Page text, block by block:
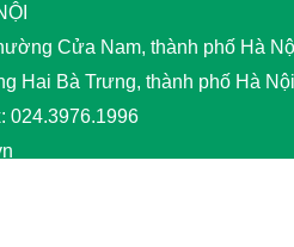
Cửa Nam, thành phố Hà
Hai Bà Trưng, thành phố Hà Nội
024.3976.1996